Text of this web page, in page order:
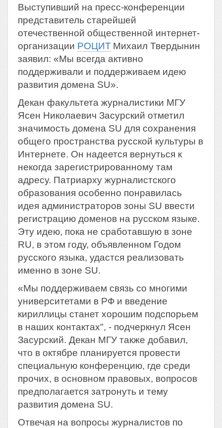
Выступивший на пресс-конференции
представитель старейшей
отечественной общественной интернет-
организации РОЦИТ Михаил Твердынин
заявил: «Мы всегда активно
поддерживали и поддерживаем идею
развития домена SU».
Декан факультета журналистики МГУ
Ясен Николаевич Засурский отметил
значимость домена SU для сохранения
общего пространства русской культуры в
Интернете. Он надеется вернуться к
некогда зарегистрированному там
адресу. Патриарху журналистского
образования особенно понравилась
идея администраторов зоны SU ввести
регистрацию доменов на русском языке.
Эту идею, пока не сработавшую в зоне
RU, в этом году, объявленном Годом
русского языка, удастся реализовать
именно в зоне SU.
«Мы поддерживаем связь со многими
университетами в РФ и введение
кириллицы станет хорошим подспорьем
в наших контактах", - подчеркнул Ясен
Засурский. Декан МГУ также добавил,
что в октябре планируется провести
специальную конференцию, где среди
прочих, в основном правовых, вопросов
предполагается затронуть и тему
развития домена SU.
Отвечая на вопросы журналистов по